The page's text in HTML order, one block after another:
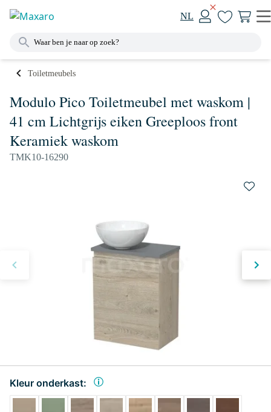
NL
Toiletmeubels
Modulo Pico Toiletmeubel met waskom |
41 cm Lichtgrijs eiken Greeploos front
Keramiek waskom
TMK10-16290
Kleur onderkast: